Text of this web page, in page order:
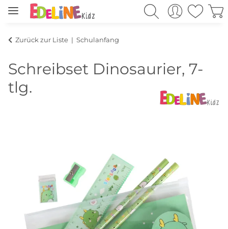
Zurück zur Liste Schulanfang
Schreibset Dinosaurier, 7-
tlg.